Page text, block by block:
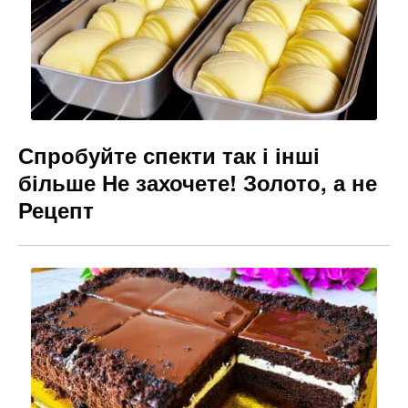
k
er
Спробуйте спекти так і інші
більше Не захочете! Золото, а не
Рецепт